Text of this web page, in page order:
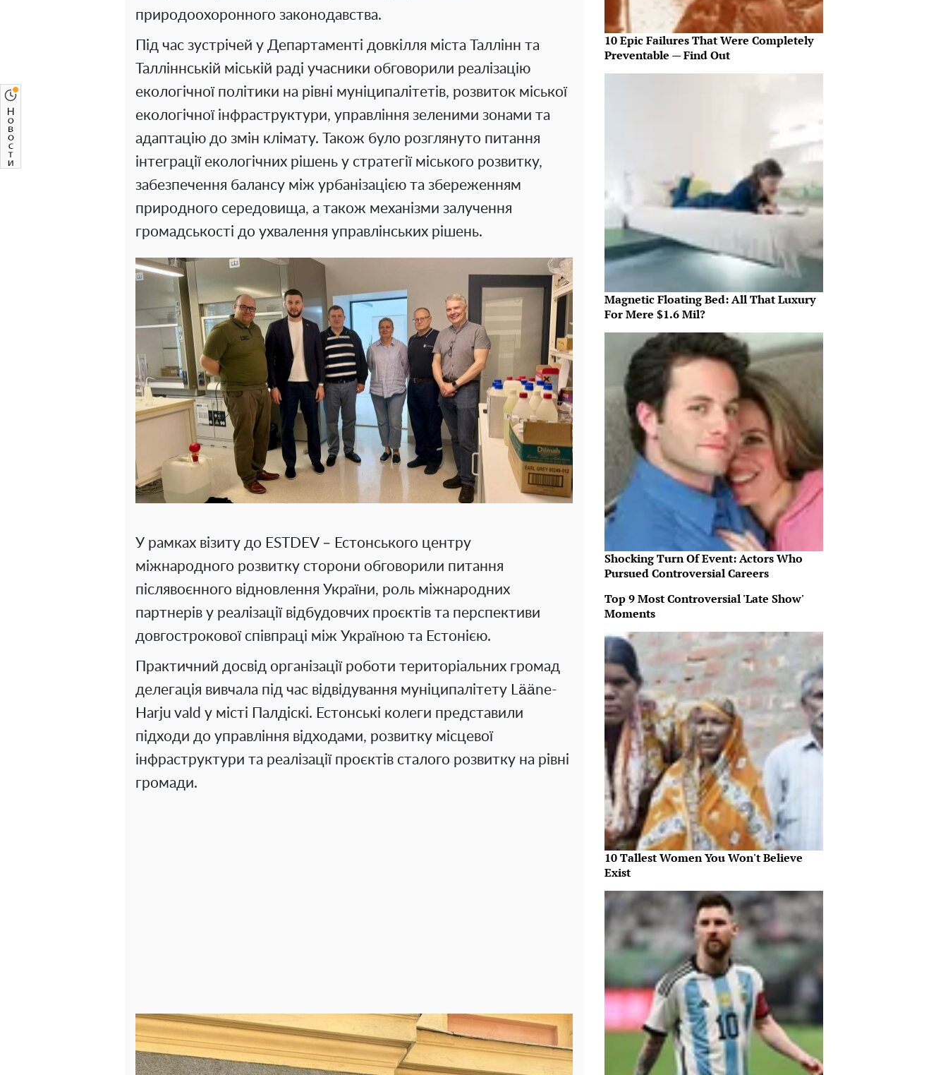
природоохоронного законодавства.
Під час зустрічей у Департаменті довкілля міста Таллінн та
Талліннській міській раді учасники обговорили реалізацію
екологічної політики на рівні муніципалітетів, розвиток міської
екологічної інфраструктури, управління зеленими зонами та
адаптацію до змін клімату. Також було розглянуто питання
інтеграції екологічних рішень у стратегії міського розвитку,
забезпечення балансу між урбанізацією та збереженням
природного середовища, а також механізми залучення
громадськості до ухвалення управлінських рішень.
У рамках візиту до ESTDEV – Естонського центру
міжнародного розвитку сторони обговорили питання
післявоєнного відновлення України, роль міжнародних
партнерів у реалізації відбудовчих проєктів та перспективи
довгострокової співпраці між Україною та Естонією.
Практичний досвід організації роботи територіальних громад
делегація вивчала під час відвідування муніципалітету Lääne-
Harju vald у місті Палдіскі. Естонські колеги представили
підходи до управління відходами, розвитку місцевої
інфраструктури та реалізації проєктів сталого розвитку на рівні
громади.
10 Epic Failures That Were Completely
Preventable — Find Out
Magnetic Floating Bed: All That Luxury
For Mere $1.6 Mil?
Shocking Turn Of Event: Actors Who
Pursued Controversial Careers
Top 9 Most Controversial 'Late Show'
Moments
10 Tallest Women You Won't Believe
Exist